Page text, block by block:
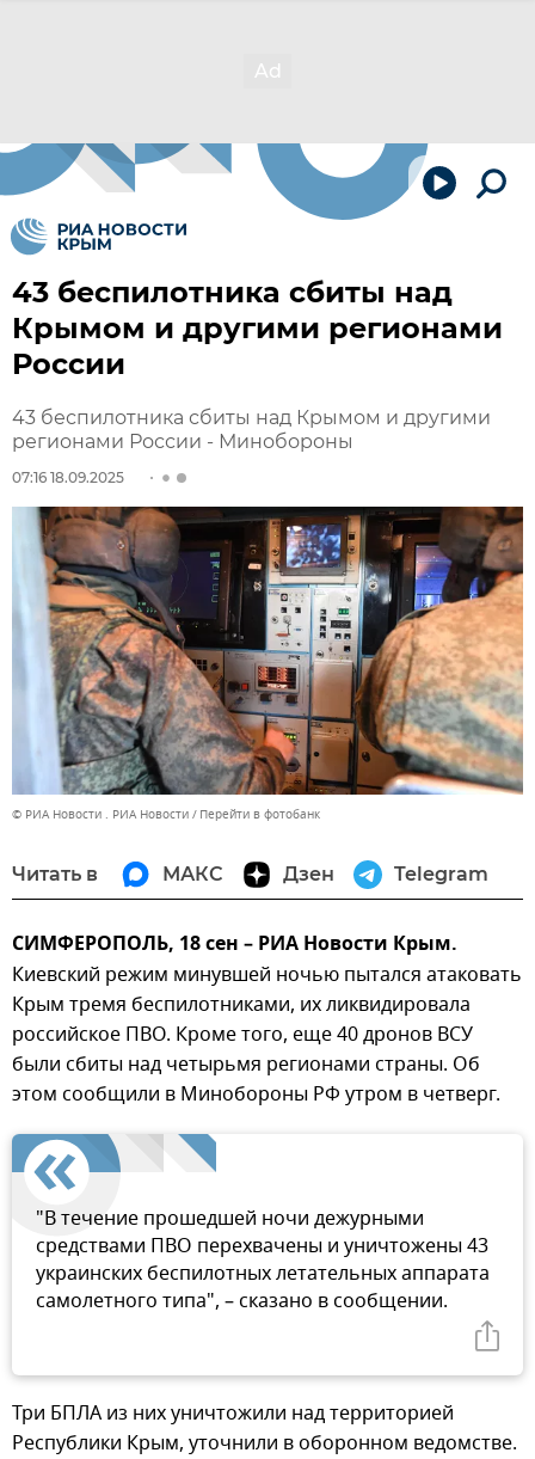
43 беспилотника сбиты над
Крымом и другими регионами
России
43 беспилотника сбиты над Крымом и другими
регионами России - Минобороны
07:16 18.09.2025
© РИА Новости . РИА Новости Перейти в фотобанк
Читать в МАКС Дзен Telegram
СИМФЕРОПОЛЬ, 18 сен – РИА Новости Крым.
Киевский режим минувшей ночью пытался атаковать
Крым тремя беспилотниками, их ликвидировала
российское ПВО. Кроме того, еще 40 дронов ВСУ
были сбиты над четырьмя регионами страны. Об
этом сообщили в Минобороны РФ утром в четверг.
"В течение прошедшей ночи дежурными
средствами ПВО перехвачены и уничтожены 43
украинских беспилотных летательных аппарата
самолетного типа", – сказано в сообщении.
Три БПЛА из них уничтожили над территорией
Республики Крым, уточнили в оборонном ведомстве.